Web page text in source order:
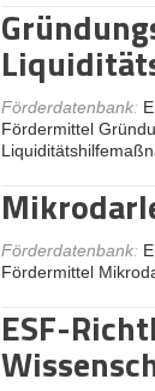
Förderdatenbank:
Fördermittel
Förderdatenbank:
Fördermittel
ESF-